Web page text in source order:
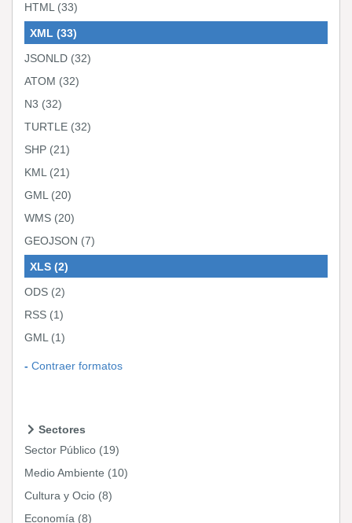
HTML (33)
XML (33)
JSONLD (32)
ATOM (32)
N3 (32)
TURTLE (32)
SHP (21)
KML (21)
GML (20)
WMS (20)
GEOJSON (7)
XLS (2)
ODS (2)
RSS (1)
GML (1)
Contraer formatos
Sectores
Sector Público (19)
Medio Ambiente (10)
Cultura y Ocio (8)
Economía (8)